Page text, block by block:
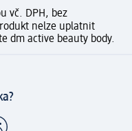
vč. DPH, bez
nelze uplatnit
dm active beauty body.